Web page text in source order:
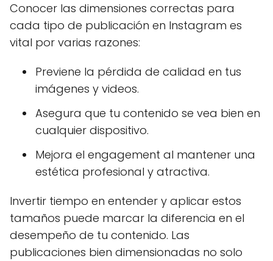
Conocer las dimensiones correctas para
cada tipo de publicación en Instagram es
vital por varias razones:
Previene la pérdida de calidad en tus
imágenes y videos.
Asegura que tu contenido se vea bien en
cualquier dispositivo.
Mejora el engagement al mantener una
estética profesional y atractiva.
Invertir tiempo en entender y aplicar estos
tamaños puede marcar la diferencia en el
desempeño de tu contenido. Las
publicaciones bien dimensionadas no solo